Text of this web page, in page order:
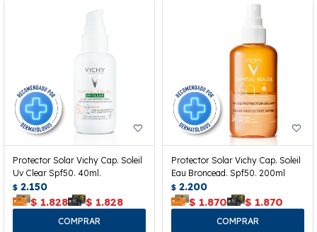
Protector Solar Vichy Cap. Soleil
Uv Clear Spf50. 40ml.
$ 2.150
$ 1.828 $ 1.828
Protector Solar Vichy Cap. Soleil
Eau Broncead. Spf50. 200ml
$ 2.200
$ 1.870 $ 1.870